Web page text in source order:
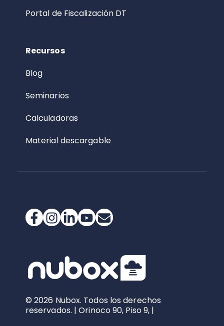
Portal de Fiscalización DT
Recursos
Blog
Seminarios
Calculadoras
Material descargable
© 2026 Nubox. Todos los derechos
reservados. | Orinoco 90, Piso 9, |